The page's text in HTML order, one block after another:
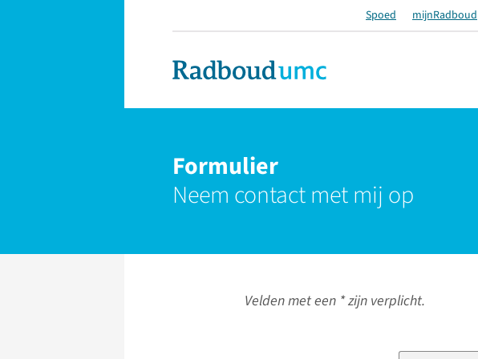
Spoed mijnRadboud
Formulier
Neem contact met mij op
Velden met een * zijn verplicht.